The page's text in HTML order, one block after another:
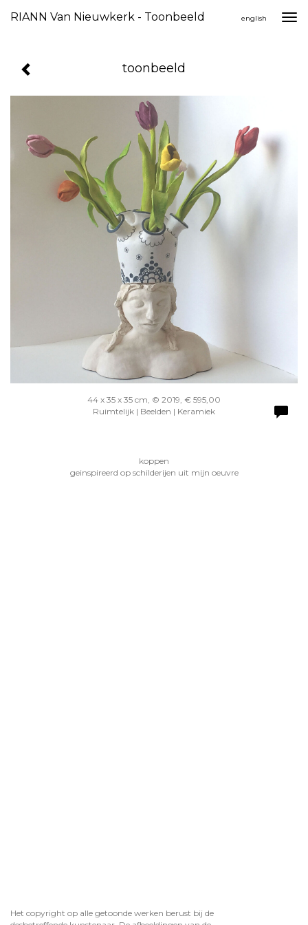
RIANN Van Nieuwkerk - Toonbeeld english
toonbeeld
44 x 35 x 35 cm, © 2019, € 595,00
Ruimtelijk | Beelden | Keramiek
koppen
geinspireerd op schilderijen uit mijn oeuvre
Het copyright op alle getoonde werken berust bij de